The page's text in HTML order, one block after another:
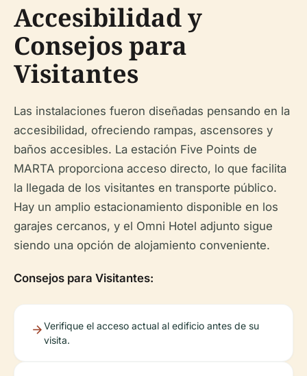
Accesibilidad y
Consejos para
Visitantes
Las instalaciones fueron diseñadas pensando en la
accesibilidad, ofreciendo rampas, ascensores y
baños accesibles. La estación Five Points de
MARTA proporciona acceso directo, lo que facilita
la llegada de los visitantes en transporte público.
Hay un amplio estacionamiento disponible en los
garajes cercanos, y el Omni Hotel adjunto sigue
siendo una opción de alojamiento conveniente.
Consejos para Visitantes:
Verifique el acceso actual al edificio antes de su
visita.